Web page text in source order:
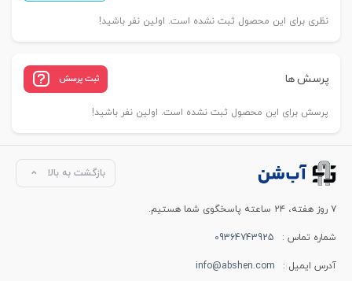
نظری برای این محصول ثبت نشده است. اولین نفر باشید!
پرسش ها ثبت پرسش
پرسش برای این محصول ثبت نشده است. اولین نفر باشید!
بازگشت به بالا
۷ روز هفته، ۲۴ ساعته پاسخگوی شما هستیم.
شماره تماس : 09364743925
آدرس ایمیل : info@abshen.com